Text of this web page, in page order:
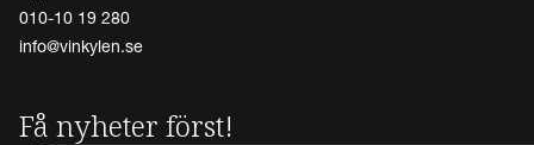
010-10 19 280
info@vinkylen.se
Få nyheter först!